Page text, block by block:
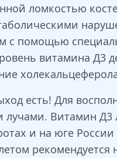
ломкостью
с помощью
витамина Д3
есть! Для
Витамин Д3
и на юге